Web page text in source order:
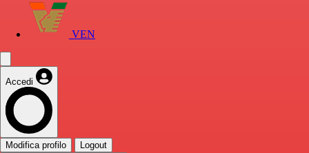
VEN
Accedi
Modifica profilo Logout